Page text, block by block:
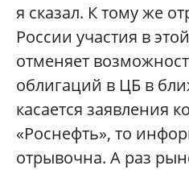
я сказал. К тому же
России участия в
отменяет
облигаций в ЦБ в
касается заявления
«Роснефть», то
отрывочна. А раз